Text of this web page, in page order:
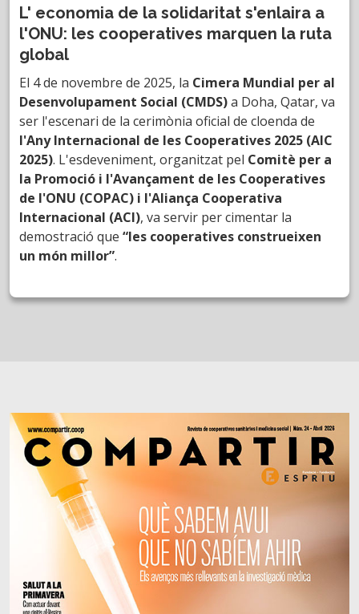
L' economia de la solidaritat s'enlaira a
l'ONU: les cooperatives marquen la ruta
global
El 4 de novembre de 2025, la Cimera Mundial per al
Desenvolupament Social (CMDS)a Doha, Qatar, va
ser l'escenari de la cerimònia oficial de cloenda de
l'Any Internacional de les Cooperatives 2025 (AIC
2025). L'esdeveniment, organitzat pel Comitè per a
la Promoció i l'Avançament de les Cooperatives
de l'ONU (COPAC) i l'Aliança Cooperativa
Internacional (ACI), va servir per cimentar la
demostració que “les cooperatives construeixen
un món millor”.